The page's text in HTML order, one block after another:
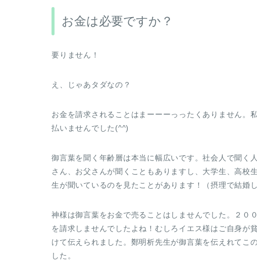
お金は必要ですか？
要りません！
え、じゃあタダなの？
お金を請求されることはまーーーっったくありません。
払いませんでした(^^)
御言葉を聞く年齢層は本当に幅広いです。社会人で聞く
さん、お父さんが聞くこともありますし、大学生、高校
生が聞いているのを見たことがあります！（摂理で結婚
神様は御言葉をお金で売ることはしませんでした。２０
を請求しませんでしたよね！むしろイエス様はご自身が
けて伝えられました。鄭明析先生が御言葉を伝えれてこ
した。